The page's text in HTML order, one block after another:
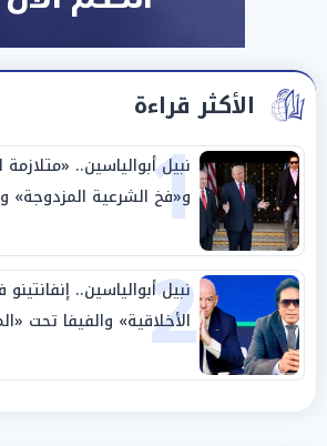
الأكثر قراءة
1
نبيل أبوالياسين.. «متلازمة
و«فخ الشرعية المزدوجة»
وحليفه في «ميتم
2
نبيل أبوالياسين..
الأخلاقية» والفيفا تحت
«عبادة العرش وجنازة